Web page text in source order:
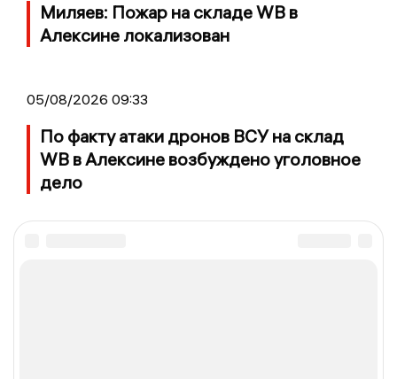
Миляев: Пожар на складе WB в
Алексине локализован
05/08/2026 09:33
По факту атаки дронов ВСУ на склад
WB в Алексине возбуждено уголовное
дело